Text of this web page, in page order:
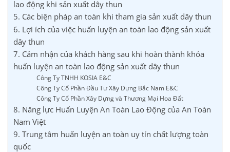
lao động khi sản xuất dây thun
5. Các biện pháp an toàn khi tham gia sản xuất dây thun
6. Lợi ích của việc huấn luyện an toàn lao động sản xuất
dây thun
7. Cảm nhận của khách hàng sau khi hoàn thành khóa
huấn luyện an toàn lao động sản xuất dây thun
Công Ty TNHH KOSIA E&C
Công Ty Cổ Phần Đầu Tư Xây Dựng Bắc Nam E&C
Công Ty Cổ Phần Xây Dựng và Thương Mại Hoa Đất
8. Năng lực Huấn Luyện An Toàn Lao Động của An Toàn
Nam Việt
9. Trung tâm huấn luyện an toàn uy tín chất lượng toàn
quốc